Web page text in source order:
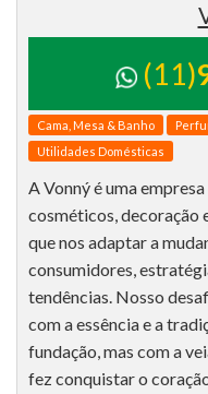
(11)
Cama, Mesa & Banho
Utilidades Domésticas
A Vonný é uma
cosméticos, decoração
que nos adaptar a
consumidores,
tendências. Nosso
com a essência e a
fundação, mas com a
fez conquistar o